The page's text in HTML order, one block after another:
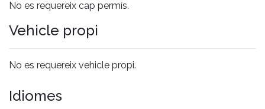
No es requereix cap permís.
Vehicle propi
No es requereix vehicle propi.
Idiomes